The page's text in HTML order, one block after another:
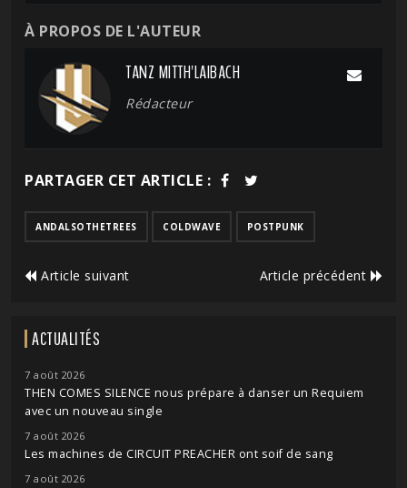
À PROPOS DE L'AUTEUR
TANZ MITTH'LAIBACH
Rédacteur
PARTAGER CET ARTICLE :
ANDALSOTHETREES COLDWAVE POSTPUNK
Article suivant Article précédent
ACTUALITÉS
7 août 2026
THEN COMES SILENCE nous prépare à danser un Requiem
avec un nouveau single
7 août 2026
Les machines de CIRCUIT PREACHER ont soif de sang
7 août 2026